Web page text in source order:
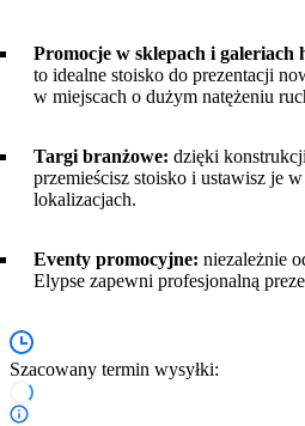
Promocje w sklepach i galeriach
to idealne stoisko do prezentacji
w miejscach o dużym natężeniu
Targi branżowe: dzięki
przemieścisz stoisko i ustawisz je
lokalizacjach.
Eventy promocyjne: niezależnie
Elypse zapewni profesjonalną
Szacowany termin wysyłki: